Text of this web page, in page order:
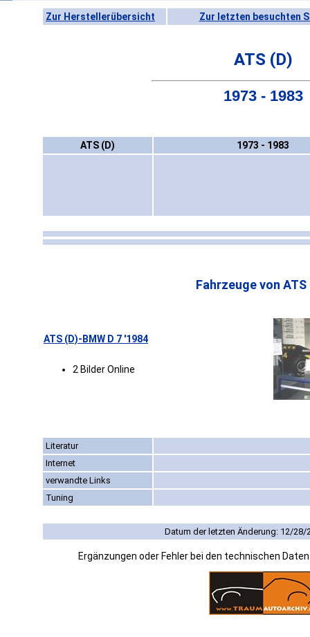
Zur Herstellerübersicht Zur letzten besuchten
ATS (D)
1973 - 1983
ATS (D) 1973 - 1983
Fahrzeuge von ATS
ATS (D)-BMW D 7 '1984
2 Bilder Online
Literatur
Internet
verwandte Links
Tuning
Datum der letzten Änderung: 12/28/
Ergänzungen oder Fehler bei den technischen